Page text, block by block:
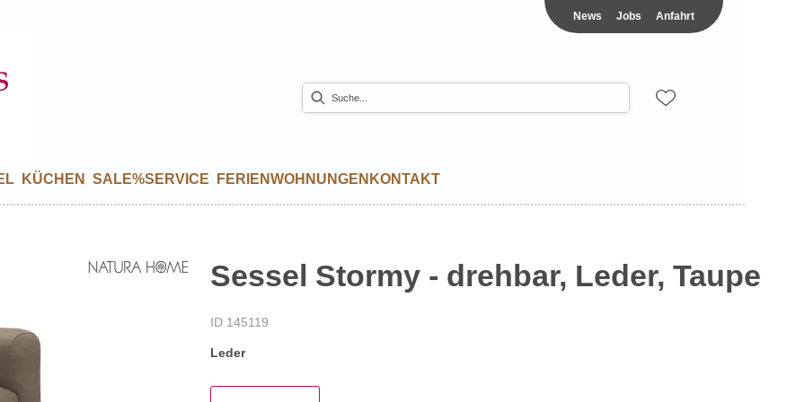
News Jobs Anfahrt
KÜCHEN SALE%SERVICE FERIENWOHNUNGEN KONTAKT
Sessel Stormy - drehbar, Leder, Taupe
ID 145119
Leder